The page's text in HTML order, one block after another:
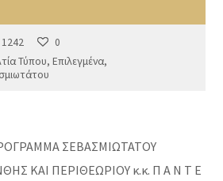
1242
0
Τύπου,Επιλεγμένα,
ΣΕΒΑΣΜΙΩΤΑΤΟΥ
ΚΑΙ ΠΕΡΙΘΕΩΡΙΟΥ κ.κ. Π Α Ν Τ Ε